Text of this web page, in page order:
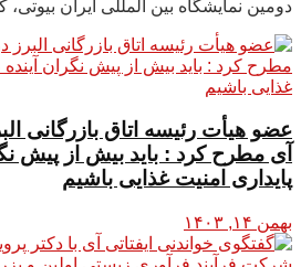
دومین نمایشگاه بین المللی ایران بیوتی،
عضو هیأت رئیسه اتاق بازرگانی
آی مطرح کرد : باید بیش از پیش
پایداری امنیت غذایی باشیم
بهمن ۱۴, ۱۴۰۳